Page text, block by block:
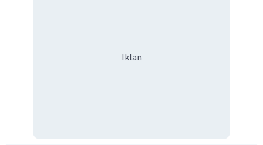
Iklan